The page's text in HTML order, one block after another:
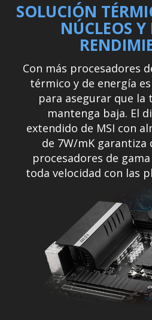
SOLUCIÓN
NÚCLEOS
Con más procesadores
térmico y de energía
para asegurar que la
mantenga baja. El
extendido de MSI con
de 7W/mK garantiza
procesadores de
toda velocidad con las